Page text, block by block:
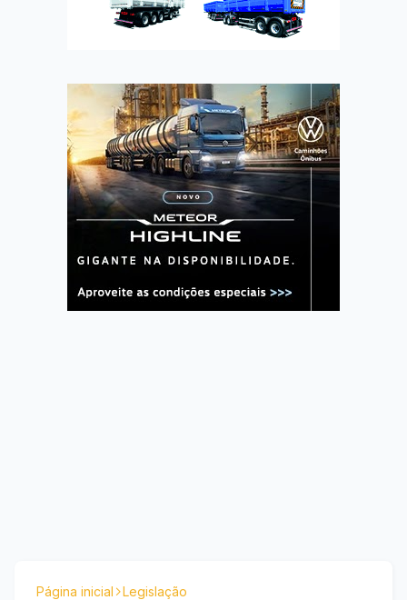
Página inicial Legislação